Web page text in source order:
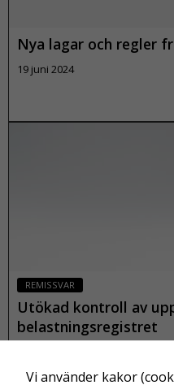
Nya lagar och regler
19 juni 2024
REMISSVAR
Utökad kontroll av
belastningsregistret
Vi använder kakor